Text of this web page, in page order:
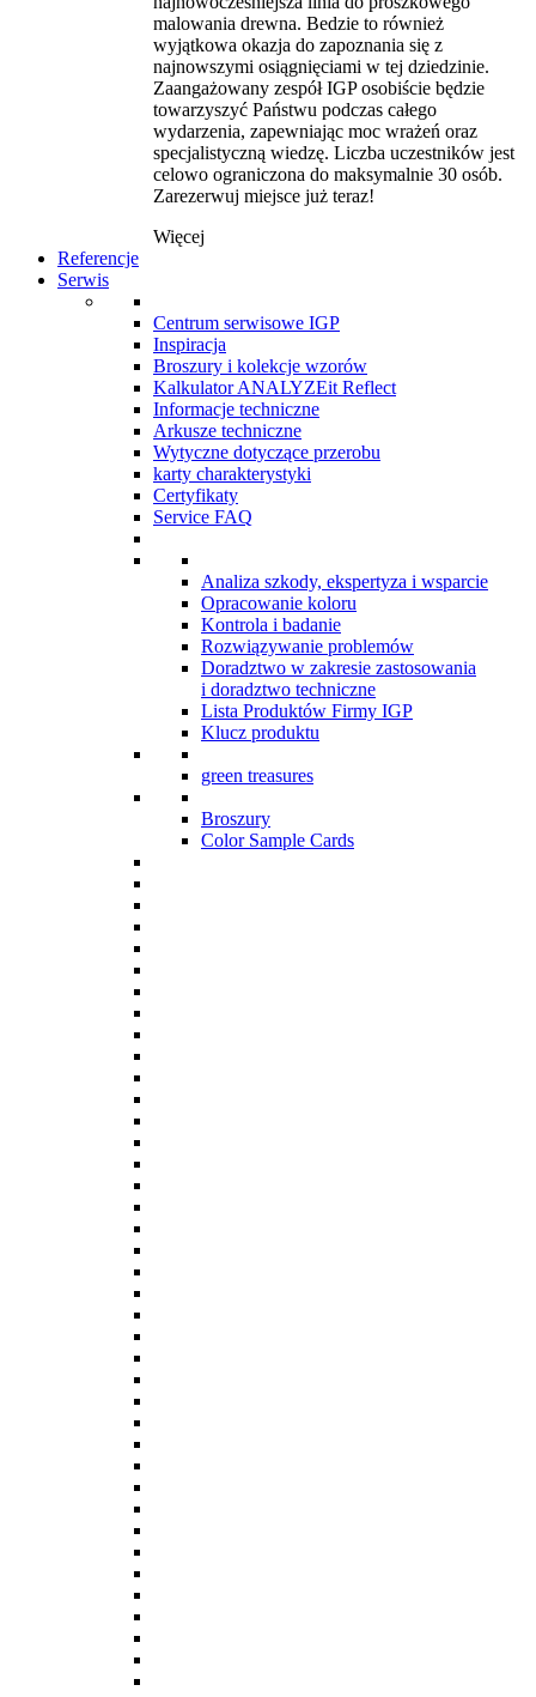
malowania drewna. Bedzie to również
wyjątkowa okazja do zapoznania się z
najnowszymi osiągnięciami w tej dziedzinie.
Zaangażowany zespół IGP osobiście będzie
towarzyszyć Państwu podczas całego
wydarzenia, zapewniając moc wrażeń oraz
specjalistyczną wiedzę. Liczba uczestników jest
celowo ograniczona do maksymalnie 30 osób.
Zarezerwuj miejsce już teraz!
Więcej
Referencje
Serwis
Centrum serwisowe IGP
Inspiracja
Broszury i kolekcje wzorów
Kalkulator ANALYZEit Reflect
Informacje techniczne
Arkusze techniczne
Wytyczne dotyczące przerobu
karty charakterystyki
Certyfikaty
Service FAQ
Analiza szkody, ekspertyza i wsparcie
Opracowanie koloru
Kontrola i badanie
Rozwiązywanie problemów
Doradztwo w zakresie zastosowania
i doradztwo techniczne
Lista Produktów Firmy IGP
Klucz produktu
green treasures
Broszury
Color Sample Cards